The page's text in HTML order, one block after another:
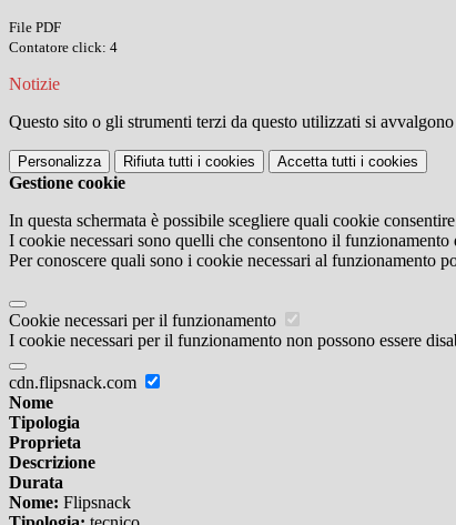
File PDF
Contatore click: 4
Notizie
Questo sito o gli strumenti terzi da questo utilizzati si
Personalizza Rifiuta tutti i cookies Accetta tutti i cookies
Gestione cookie
In questa schermata è possibile scegliere quali cookie
I cookie necessari sono quelli che consentono il
Per conoscere quali sono i cookie necessari al funzionamento
Cookie necessari per il funzionamento
I cookie necessari per il funzionamento non possono essere
cdn.flipsnack.com
Nome
Tipologia
Proprieta
Descrizione
Durata
Nome: Flipsnack